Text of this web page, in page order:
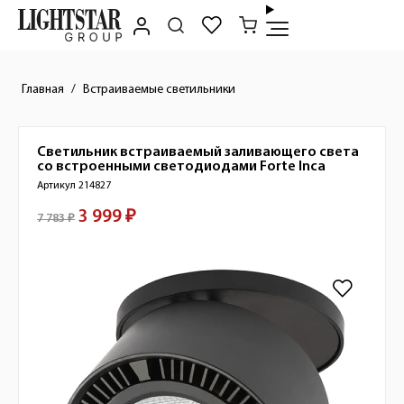
Главная Встраиваемые светильники
Краткое описание товара
Изображения товара
Светильник встраиваемый заливающего света
со встроенными светодиодами Forte Inca
Артикул 214827
Стоимость товара
7 783 ₽ 3 999 ₽